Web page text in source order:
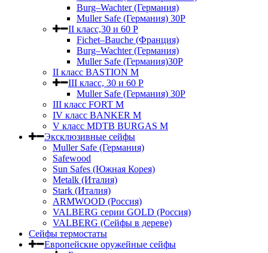
Burg–Wachter (Германия)
Muller Safe (Германия) 30Р
II класс,30 и 60 P
Fichet–Bauche (Франция)
Burg–Wachter (Германия)
Muller Safe (Германия)30P
II класс BASTION M
III класс, 30 и 60 P
Muller Safe (Германия) 30Р
III класс FORT M
IV класс BANKER M
V класс МDTB BURGAS M
Эксклюзивные сейфы
Muller Safe (Германия)
Safewood
Sun Safes (Южная Корея)
Metalk (Италия)
Stark (Италия)
ARMWOOD (Россия)
VALBERG серии GOLD (Россия)
VALBERG (Сейфы в дереве)
Сейфы термостаты
Европейские оружейные сейфы